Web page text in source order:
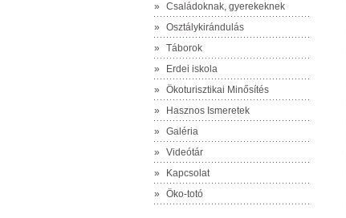
»
Családoknak, gyerekeknek
»
Osztálykirándulás
»
Táborok
»
Erdei iskola
»
Ökoturisztikai Minősítés
»
Hasznos Ismeretek
»
Galéria
»
Videótár
»
Kapcsolat
»
Öko-totó